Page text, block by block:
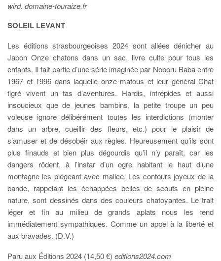
wird. domaine-touraize.fr
SOLEIL LEVANT
Les éditions strasbourgeoises 2024 sont allées dénicher au
Japon Onze chatons dans un sac, livre culte pour tous les
enfants. Il fait partie d’une série imaginée par Noboru Baba entre
1967 et 1996 dans laquelle onze matous et leur général Chat
tigré vivent un tas d’aventures. Hardis, intrépides et aussi
insoucieux que de jeunes bambins, la petite troupe un peu
voleuse ignore délibérément toutes les interdictions (monter
dans un arbre, cueillir des fleurs, etc.) pour le plaisir de
s’amuser et de désobéir aux règles. Heureusement qu’ils sont
plus finauds et bien plus dégourdis qu’il n’y paraît, car les
dangers rôdent, à l’instar d’un ogre habitant le haut d’une
montagne les piégeant avec malice. Les contours joyeux de la
bande, rappelant les échappées belles de scouts en pleine
nature, sont dessinés dans des couleurs chatoyantes. Le trait
léger et fin au milieu de grands aplats nous les rend
immédiatement sympathiques. Comme un appel à la liberté et
aux bravades. (D.V.)
Paru aux Éditions 2024 (14,50 €) editions2024.com